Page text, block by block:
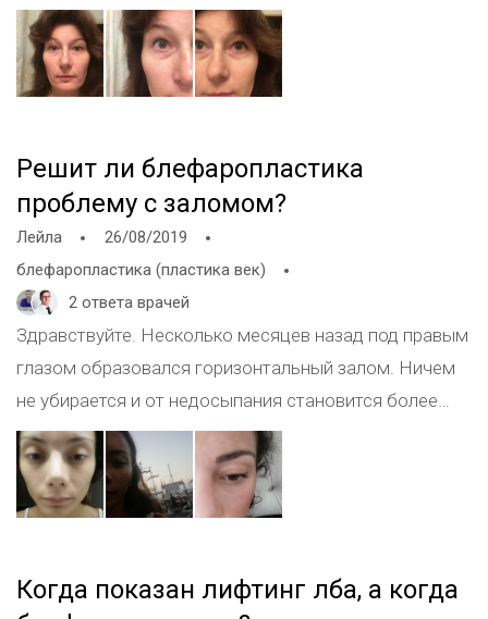
были сильные отеки на границе кости глазной
орбиты . Кололи препарат убирающий филлер, но
кожа похоже уже растянулось и отек до конца так и
глазами проста как тряпочка? Спасибо
Решит ли блефаропластика
проблему с заломом?
Лейла
26/08/2019
блефаропластика (пластика век)
2 ответа врачей
Здравствуйте. Несколько месяцев назад под правым
глазом образовался горизонтальный залом. Ничем
не убирается и от недосыпания становится более
выраженным. 28 лет, очень расстраиввет отражение
в зеркале. Помогите пожалуйста разобраться в чем
может быть проблема и как ее можно устранить.
Когда показан лифтинг лба, а когда